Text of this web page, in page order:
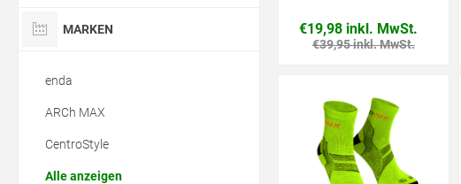
€19,98 inkl. MwSt.
€39,95 inkl. MwSt.
MARKEN
enda
ARCh MAX
CentroStyle
Alle anzeigen